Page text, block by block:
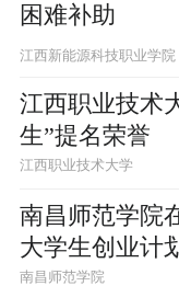
困难补助
江西新能源科技职业学院
江西职业技术
生”提名荣誉
江西职业技术大学
南昌师范学院
大学生创业计
南昌师范学院